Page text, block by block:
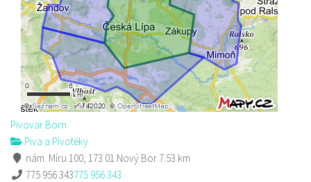
Pivovar Born
Piva a Pivotéky
nám. Míru 100, 173 01 Nový Bor 7.53 km
775 956 343775 956 343